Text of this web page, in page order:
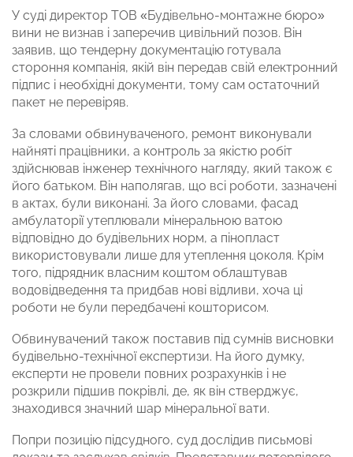
У суді директор ТОВ «Будівельно-монтажне бюро»
вини не визнав і заперечив цивільний позов. Він
заявив, що тендерну документацію готувала
стороння компанія, якій він передав свій електронний
підпис і необхідні документи, тому сам остаточний
пакет не перевіряв.
За словами обвинуваченого, ремонт виконували
найняті працівники, а контроль за якістю робіт
здійснював інженер технічного нагляду, який також є
його батьком. Він наполягав, що всі роботи, зазначені
в актах, були виконані. За його словами, фасад
амбулаторії утеплювали мінеральною ватою
відповідно до будівельних норм, а пінопласт
використовували лише для утеплення цоколя. Крім
того, підрядник власним коштом облаштував
водовідведення та придбав нові відливи, хоча ці
роботи не були передбачені кошторисом.
Обвинувачений також поставив під сумнів висновки
будівельно-технічної експертизи. На його думку,
експерти не провели повних розрахунків і не
розкрили підшив покрівлі, де, як він стверджує,
знаходився значний шар мінеральної вати.
Попри позицію підсудного, суд дослідив письмові